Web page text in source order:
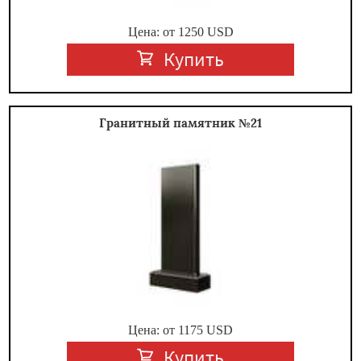
Цена: от 1250USD
Купить
Гранитный памятник №21
Цена: от 1175 USD